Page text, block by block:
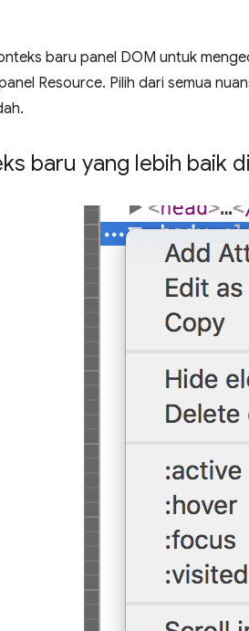
baru panel DOM untuk
Resource. Pilih dari semua
baru yang lebih baik